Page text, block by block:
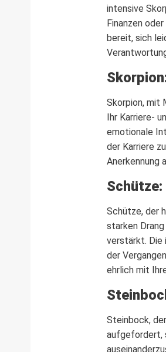
intensive
Finanzen
bereit, sich
Skorpion, mit
Ihr Karriere-
emotionale
der Karriere
Anerkennung
Schütze, der
starken
verstärkt. Die
der
ehrlich mit
Steinbock,
aufgefordert,